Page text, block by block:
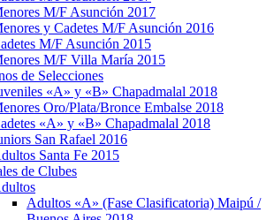
M/F Asunción 2017
y Cadetes M/F Asunción 2016
M/F Asunción 2015
M/F Villa María 2015
de Selecciones
«A» y «B» Chapadmalal 2018
Oro/Plata/Bronce Embalse 2018
«A» y «B» Chapadmalal 2018
San Rafael 2016
Santa Fe 2015
de Clubes
Adultos «A» (Fase Clasificatoria) Maipú /